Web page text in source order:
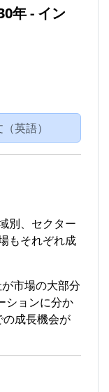
年‐ イン
英語）
別、セクター
もそれぞれ成
市場の大部分
ションに分か
成長機会が